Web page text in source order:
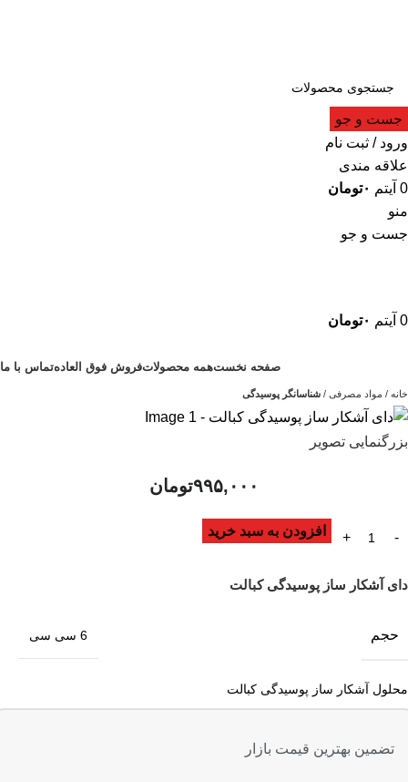
جست و جو
ورود / ثبت نام
علاقه مندی
0 آیتم ۰تومان
منو
جست و جو
0 آیتم ۰تومان
صفحه نخستهمه محصولاتفروش فوق العادهتماس با ما
خانه مواد مصرفی شناسانگر پوسیدگی
بزرگنمایی تصویر
۹۹۵,۰۰۰تومان
افزودن به سبد خرید
دای آشکار ساز پوسیدگی کبالت
حجم 6 سی سی
محلول آشکار ساز پوسیدگی کبالت
تضمین بهترین قیمت بازار